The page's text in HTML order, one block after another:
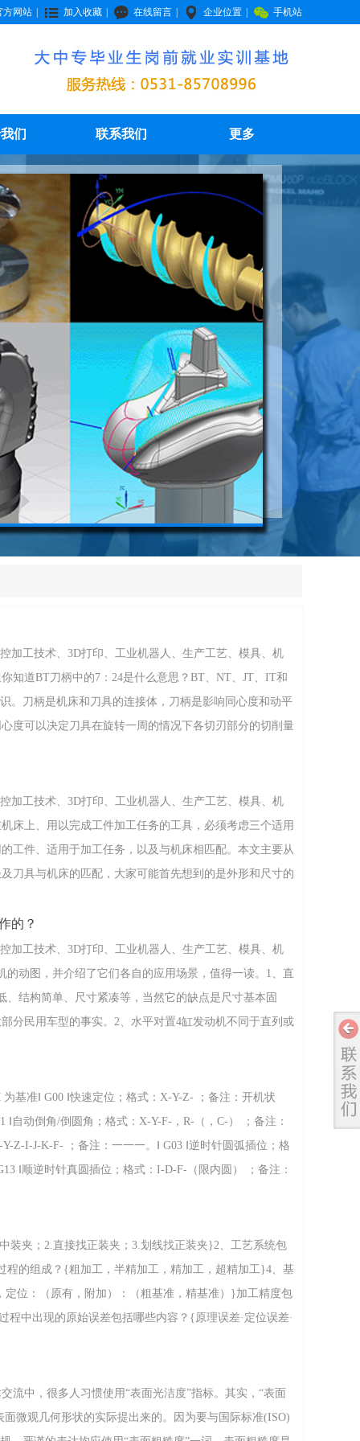
方网站 加入收藏 在线留言 企业位置 手机站
们 联系我们 更多
加工技术、3D打印、工业机器人、生产工艺、模具、机
知道BT刀柄中的7：24是什么意思？BT、NT、JT、IT和
。刀柄是机床和刀具的连接体，刀柄是影响同心度和动平
度可以决定刀具在旋转一周的情况下各切刃部分的切削量
加工技术、3D打印、工业机器人、生产工艺、模具、机
床上、用以完成工件加工任务的工具，必须考虑三个适用
工件、适用于加工任务，以及与机床相匹配。本文主要从
刀具与机床的匹配，大家可能首先想到的是外形和尺寸的
的？
加工技术、3D打印、工业机器人、生产工艺、模具、机
动图，并介绍了它们各自的应用场景，值得一读。1、直
结构简单、尺寸紧凑等，当然它的缺点是尺寸基本固
分民用车型的事实。2、水平对置4缸发动机不同于直列或
基准Ⅰ G00 Ⅰ快速定位；格式：X-Y-Z- ；备注：开机状
Ⅰ自动倒角/倒圆角；格式：X-Y-F-，R-（，C-） ；备注：
Z-I-J-K-F- ；备注：一一一。Ⅰ G03 Ⅰ逆时针圆弧插位；格
Ⅰ顺逆时针真圆插位；格式：I-D-F-（限内圆） ；备注：
装夹；2.直接找正装夹；3.划线找正装夹}2、工艺系统包
的组成？{粗加工，半精加工，精加工，超精加工}4、基
位：（原有，附加）：（粗基准，精基准）}加工精度包
中出现的原始误差包括哪些内容？{原理误差·定位误差·
流中，很多人习惯使用“表面光洁度”指标。其实，“表面
微观几何形状的实际提出来的。因为要与国际标准(ISO)